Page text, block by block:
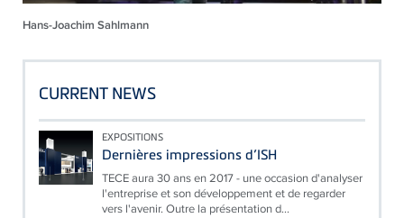
Hans-Joachim Sahlmann
CURRENT NEWS
EXPOSITIONS
Dernières impressions d’ISH
TECE aura 30 ans en 2017 - une occasion d'analyser
l'entreprise et son développement et de regarder
vers l'avenir. Outre la présentation d...